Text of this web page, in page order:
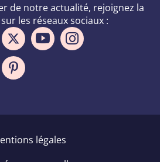
de notre actualité, rejoignez la
les réseaux sociaux :
légales